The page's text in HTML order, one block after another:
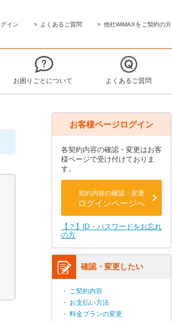
グイン よくあるご質問 他社WiMAXをご契約の方
お困りごとについて よくあるご質問
お客様ページログイン
各契約内容の確認・変更はお客
様ページで受け付けておりま
す。
契約内容の確認・変更
ログインページへ
【？】ID・パスワードをお忘れ
の方
確認・変更したい
・ ご契約内容
・ お支払い方法
・ 料金プランの変更